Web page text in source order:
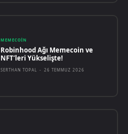
MEMECOIN
Robinhood Ağı Memecoin ve
NFT’leri Yükselişte!
SERTHAN TOPAL - 26 TEMMUZ 2026